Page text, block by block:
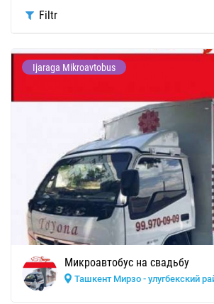
Filtr
Ijaraga Mikroavtobus
Микроавтобус на свадьбу
Ташкент Мирзо - улугбекский